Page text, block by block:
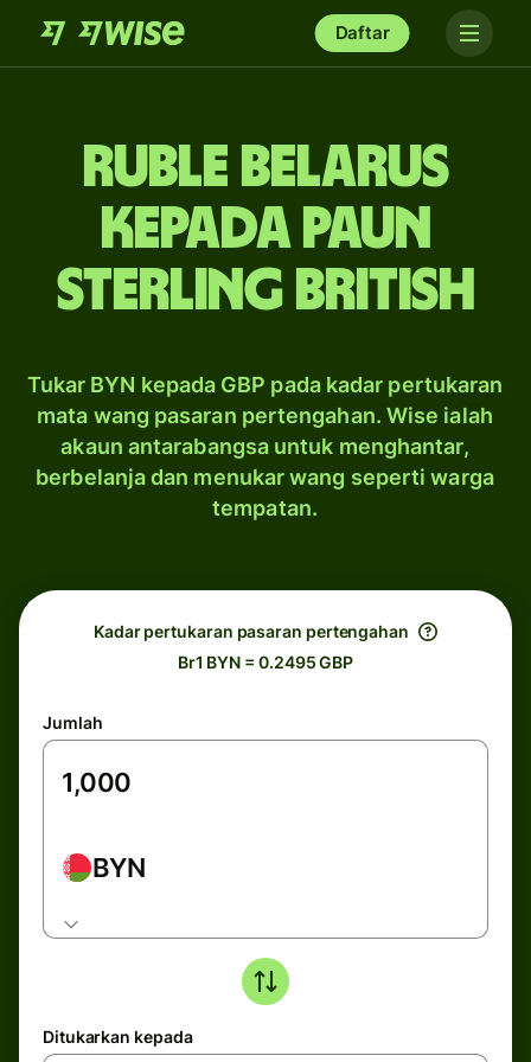
Daftar
ruble Belarus
kepada paun
sterling British
Tukar BYN kepada GBP pada kadar pertukaran
mata wang pasaran pertengahan. Wise ialah
akaun antarabangsa untuk menghantar,
berbelanja dan menukar wang seperti warga
tempatan.
Kadar pertukaran pasaran pertengahan
Br1 BYN = 0.2495 GBP
Jumlah
BYN
Ditukarkan kepada